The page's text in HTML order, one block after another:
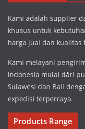
Kami adalah supplier
khusus untuk
harga jual dan
Kami melayani
indonesia mulai dări
Sulawesi dan Bali
expedisi terpercaya.
Products Range